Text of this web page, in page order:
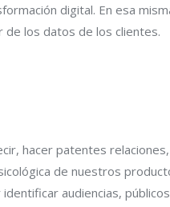
digital. En esa
los datos de los clientes.
hacer patentes
de nuestros
identificar audiencias,